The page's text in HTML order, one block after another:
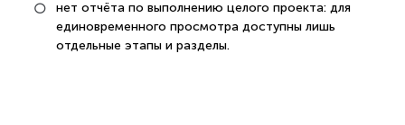
нет отчёта по выполнению целого проекта: для
единовременного просмотра доступны лишь
отдельные этапы и разделы.